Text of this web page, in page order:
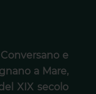
e
a Mare,
XIX secolo